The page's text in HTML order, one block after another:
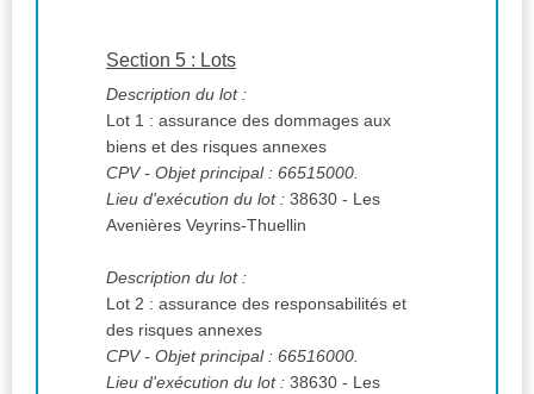
Section 5 : Lots
Description du lot :
Lot 1 : assurance des dommages aux
biens et des risques annexes
CPV- Objet principal : 66515000.
Lieu d'exécution du lot : 38630 - Les
Avenières Veyrins-Thuellin
Description du lot :
Lot 2 : assurance des responsabilités et
des risques annexes
CPV- Objet principal : 66516000.
Lieu d'exécution du lot : 38630 - Les